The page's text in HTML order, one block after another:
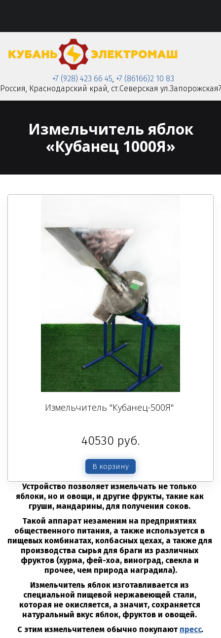
+7 (928) 423 66 45, +7 (86166)2 10 83
Россия, Краснодарский край, ст.Северская
Измельчитель яблок
«Кубанец 1000Я»
Измельчитель "Кубанец-500Я"
40530 руб.
В корзину
Устройство позволяет измельчать не только
яблоки, но и овощи, и другие фрукты, такие как
груши, мандарины, для получения соков.
Такой аппарат незаменим на предприятиях
общественного питания, а также используется в
пищевых комбинатах, колбасных цехах, а также для
производства сырья для браги из различных
фруктов (хурма, фей-хоа, виноград, свекла и
прочее, чем природа наградила).
Измельчитель яблок изготавливается из
специальной пищевой нержавеющей стали,
которая не окисляется, а значит, сохраняется
натуральный вкус яблок, фруктов и овощей.
С этим измельчителем обычно покупают пресс.